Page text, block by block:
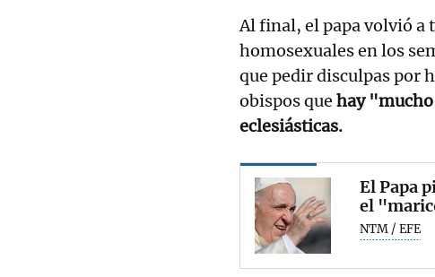
Al final, el papa volvió a
homosexuales en los
que pedir disculpas por
obispos que hay
eclesiásticas.
El Papa
el
NTM / EFE